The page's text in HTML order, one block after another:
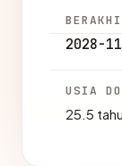
2028-
USIA
25.5